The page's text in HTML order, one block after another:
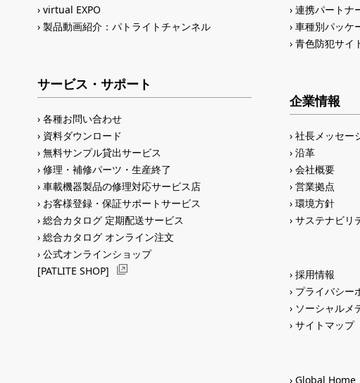
virtual EXPO
製品動画紹介：パトライトチャンネル
サービス・サポート
各種お問い合わせ
資料ダウンロード
無料サンプル貸出サービス
修理・補修パーツ・生産終了
車載機器製品の修理対応サービス店
お客様登録・保証サポートサービス
総合カタログ 定期配送サービス
総合カタログ オンライン注文
公式オンラインショップ
[PATLITE SHOP]
連携パートナ
車種別パッケ
青色防犯サイ
企業情報
社長メッセー
沿革
会社概要
営業拠点
環境方針
サステナビリ
採用情報
プライバシー
ソーシャルメ
サイトマップ
Global Home